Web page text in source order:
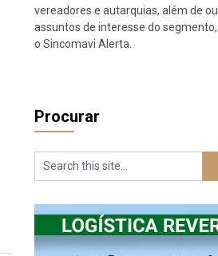
vereadores e autarquias, além de
assuntos de interesse do
o Sincomavi Alerta.
Procurar